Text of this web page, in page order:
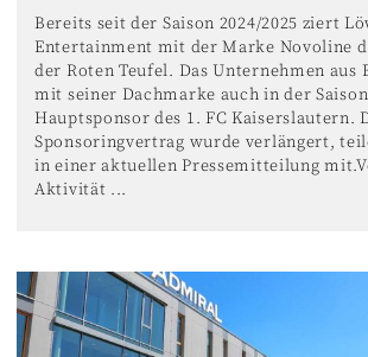
Bereits seit der Saison 2024/2025 ziert
Entertainment mit der Marke Novoline
der Roten Teufel. Das Unternehmen aus
mit seiner Dachmarke auch in der Saison
Hauptsponsor des 1. FC Kaiserslautern.
Sponsoringvertrag wurde verlängert,
in einer aktuellen Pressemitteilung
Aktivität ...